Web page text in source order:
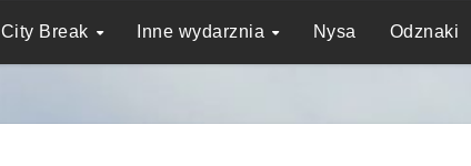
City Break Inne wydarznia Nysa Odznaki